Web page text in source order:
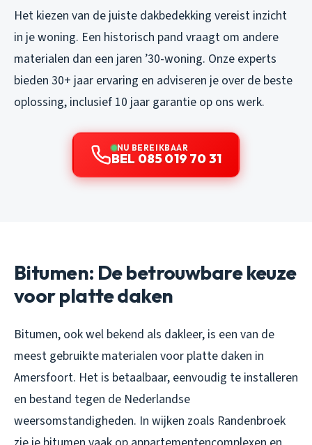
Het kiezen van de juiste dakbedekking vereist inzicht
in je woning. Een historisch pand vraagt om andere
materialen dan een jaren ’30-woning. Onze experts
bieden 30+ jaar ervaring en adviseren je over de beste
oplossing, inclusief 10 jaar garantie op ons werk.
NU BEREIKBAAR
BEL 085 019 70 31
Bitumen: De betrouwbare keuze
voor platte daken
Bitumen, ook wel bekend als dakleer, is een van de
meest gebruikte materialen voor platte daken in
Amersfoort. Het is betaalbaar, eenvoudig te installeren
en bestand tegen de Nederlandse
weersomstandigheden. In wijken zoals Randenbroek